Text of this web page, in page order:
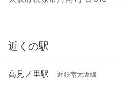
近くの駅
高見ノ里駅 近鉄南大阪線